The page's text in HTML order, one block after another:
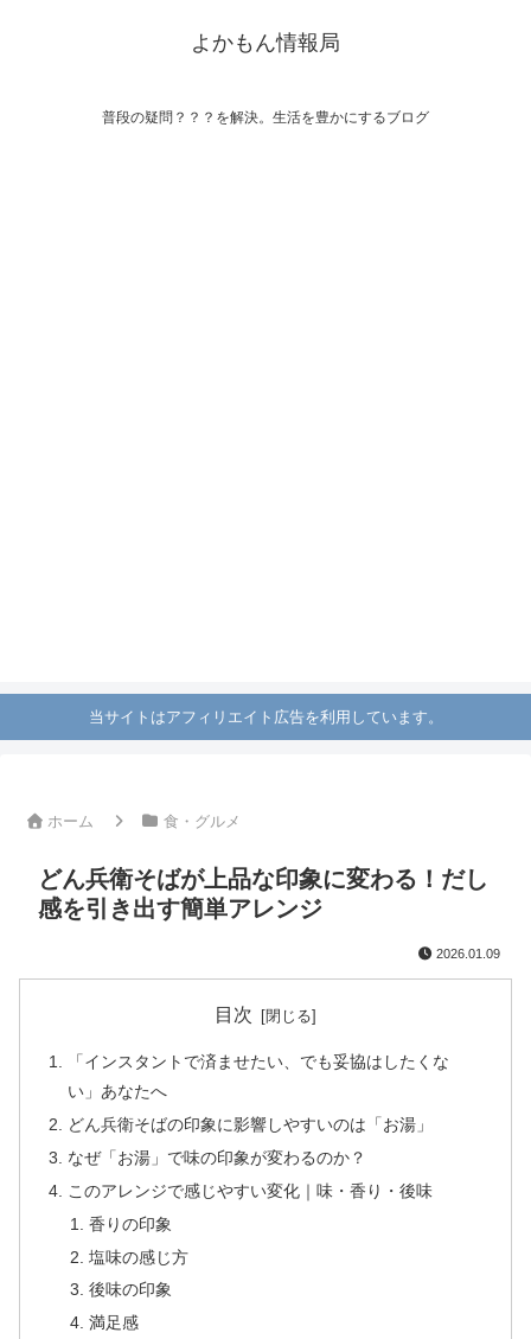
よかもん情報局
普段の疑問？？？を解決。生活を豊かにするブログ
当サイトはアフィリエイト広告を利用しています。
ホーム 食・グルメ
どん兵衛そばが上品な印象に変わる！だし
感を引き出す簡単アレンジ
2026.01.09
目次
「インスタントで済ませたい、でも妥協はしたくな
い」あなたへ
どん兵衛そばの印象に影響しやすいのは「お湯」
なぜ「お湯」で味の印象が変わるのか？
このアレンジで感じやすい変化｜味・香り・後味
香りの印象
塩味の感じ方
後味の印象
満足感